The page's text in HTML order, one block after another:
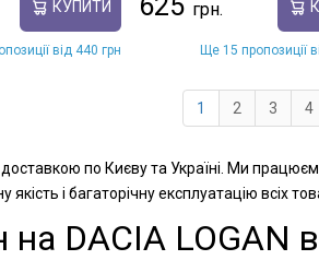
КУПИТИ
від 440 грн Ще 15 пропозиції
1 2 3 4
по Києву та Україні. Ми
і багаторічну експлуатацію всіх
на DACIA LOGAN